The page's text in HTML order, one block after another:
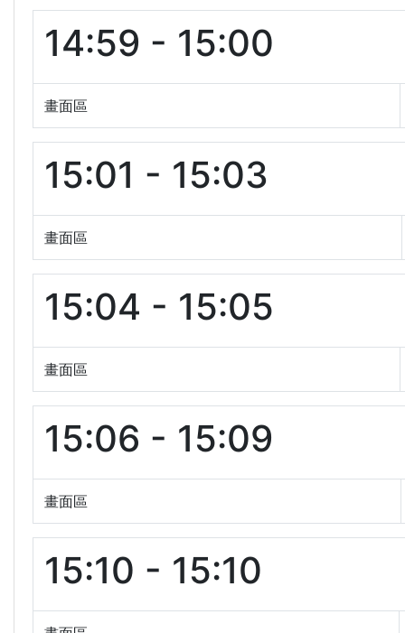
14:59 - 15:00
畫面區
15:01 - 15:03
畫面區
15:04 - 15:05
畫面區
15:06 - 15:09
畫面區
15:10 - 15:10